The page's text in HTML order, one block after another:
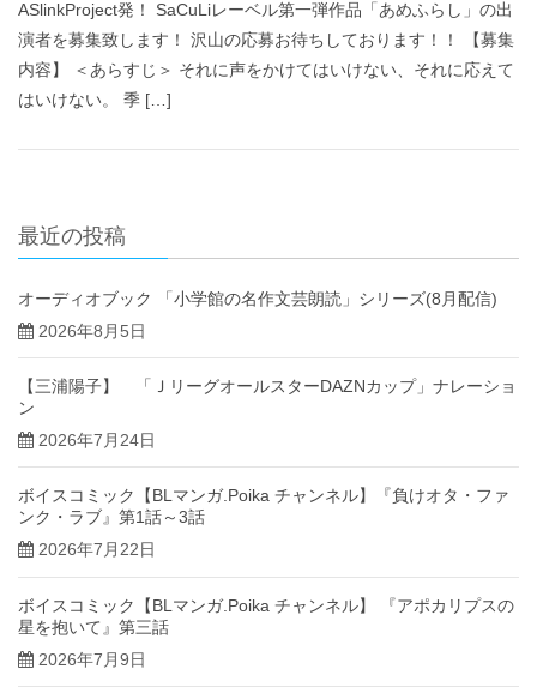
ASlinkProject発！ SaCuLiレーベル第一弾作品「あめふらし」の出
演者を募集致します！ 沢山の応募お待ちしております！！ 【募集
内容】 ＜あらすじ＞ それに声をかけてはいけない、それに応えて
はいけない。 季 […]
最近の投稿
オーディオブック 「小学館の名作文芸朗読」シリーズ(8月配信)
2026年8月5日
【三浦陽子】 「ＪリーグオールスターDAZNカップ」ナレーショ
ン
2026年7月24日
ボイスコミック【BLマンガ.Poika チャンネル】『負けオタ・ファ
ンク・ラブ』第1話～3話
2026年7月22日
ボイスコミック【BLマンガ.Poika チャンネル】 『アポカリプスの
星を抱いて』第三話
2026年7月9日